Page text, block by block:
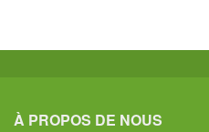
À PROPOS DE NOUS